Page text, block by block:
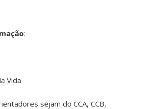
:
Vida
sejam do CCA, CCB,